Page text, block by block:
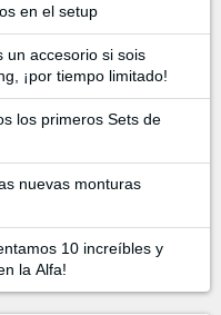
en el setup
un accesorio si sois
¡por tiempo limitado!
los primeros Sets de
nuevas monturas
10 increíbles y
la Alfa!